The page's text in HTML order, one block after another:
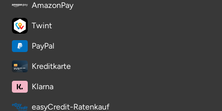
AmazonPay
Twint
PayPal
Kreditkarte
Klarna
easyCredit-Ratenkauf
Saarbrücken
Salzgitter
Schwabach
Schweinfurt